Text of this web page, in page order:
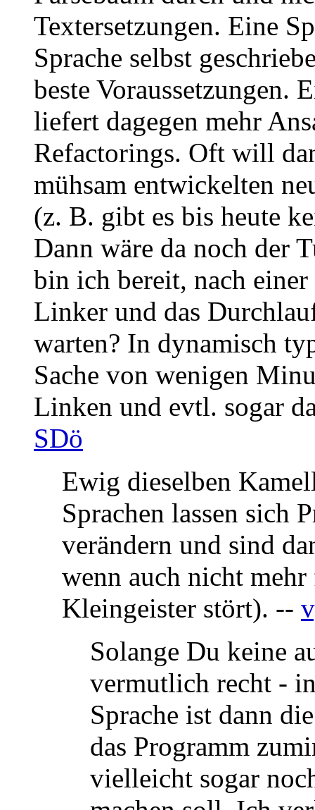
Textersetzungen. Eine
Sprache selbst
beste Voraussetzungen.
liefert dagegen mehr
Refactorings. Oft will
mühsam entwickelten
(z. B. gibt es bis heute
Dann wäre da noch der
bin ich bereit, nach
Linker und das
warten? In dynamisch
Sache von wenigen
Linken und evtl. sogar
SDö
Ewig dieselben
Sprachen lassen sich
verändern und sind
wenn auch nicht
Kleingeister stört). --
Solange Du keine
vermutlich recht -
Sprache ist dann
das Programm
vielleicht sogar